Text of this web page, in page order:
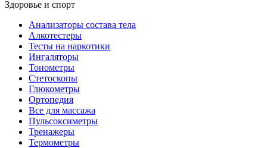
Здоровье и спорт
Анализаторы состава тела
Алкотестеры
Тесты на наркотики
Ингаляторы
Тонометры
Стетоскопы
Глюкометры
Ортопедия
Все для массажа
Пульсоксиметры
Тренажеры
Термометры